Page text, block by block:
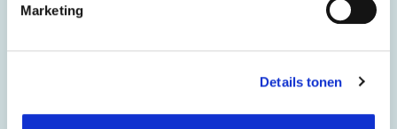
Marketing
Details tonen